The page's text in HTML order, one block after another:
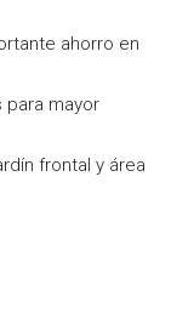
ahorro en
mayor
frontal y área